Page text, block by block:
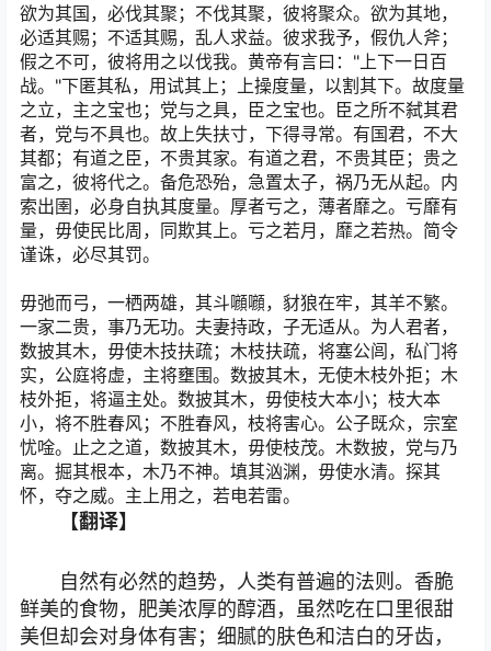
欲为其国，必伐其聚；不伐其聚，彼将聚众。欲为其地，
必适其赐；不适其赐，乱人求益。彼求我予，假仇人斧；
假之不可，彼将用之以伐我。黄帝有言曰："上下一日百
战。"下匿其私，用试其上；上操度量，以割其下。故度量
之立，主之宝也；党与之具，臣之宝也。臣之所不弑其君
者，党与不具也。故上失扶寸，下得寻常。有国君，不大
其都；有道之臣，不贵其家。有道之君，不贵其臣；贵之
富之，彼将代之。备危恐殆，急置太子，祸乃无从起。内
索出圉，必身自执其度量。厚者亏之，薄者靡之。亏靡有
量，毋使民比周，同欺其上。亏之若月，靡之若热。简令
谨诛，必尽其罚。
毋弛而弓，一栖两雄，其斗㘖㘖，豺狼在牢，其羊不繁。
一家二贵，事乃无功。夫妻持政，子无适从。为人君者，
数披其木，毋使木技扶疏；木枝扶疏，将塞公闾，私门将
实，公庭将虚，主将壅围。数披其木，无使木枝外拒；木
枝外拒，将逼主处。数披其木，毋使枝大本小；枝大本
小，将不胜春风；不胜春风，枝将害心。公子既众，宗室
忧唫。止之之道，数披其木，毋使枝茂。木数披，党与乃
离。掘其根本，木乃不神。填其汹渊，毋使水清。探其
怀，夺之威。主上用之，若电若雷。
【翻译】
自然有必然的趋势，人类有普遍的法则。香脆
鲜美的食物，肥美浓厚的醇酒，虽然吃在口里很甜
美但却会对身体有害；细腻的肤色和洁白的牙齿，